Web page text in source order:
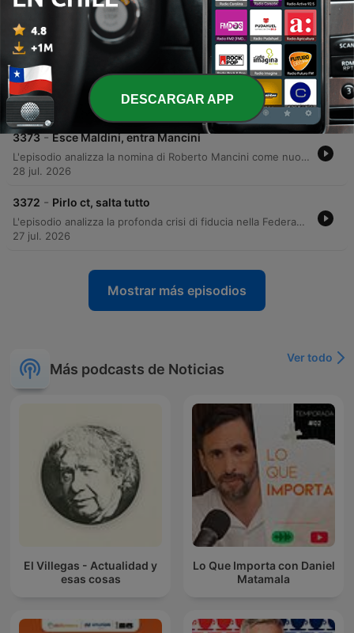
3375 A volte ritornano
Un dibattito approfondito sulla gestione della Nazionale italiana, analizzando il rapporto tra Mancini e la federazione, le criticità comunicative e il confronto tecnico con figure come Conte e Pirlo. La discussione esplora inoltre la necessità di bilanciare i risultati immediati con lo sviluppo dei settori giovanili e le difficoltà economiche dei club italiani. L'episodio si sposta poi su temi di calciomercato e motorsport, esaminando le novità tecniche della Ferrari e le incertezze logistiche riguardanti la possibile corsa della Formula 1 a Imola nel periodo natalizio.
30 jul. 2026
3374 Errori e opportunità
L'episodio analizza le recenti polemiche legate alla gestione della Federazione Calcio, con particolare attenzione alle critiche verso le nomine di Roberto Mancini e il mancato rinnovo di Andrea Pirlo, spesso accusate di logiche di 'amichettismo'. La discussione affronta inoltre il fallimento dei progetti di rinnovamento legati a Maldini e Leonardo e le tensioni nella politica sportiva italiana sotto la guida di Malagò. Il dibattito si sposta poi sulle dinamiche di mercato del Milan, identificando la situazione contrattuale di Leao come un ostacolo fondamentale per lo sviluppo delle operazioni di mercato del club. La puntata si conclude con una riflessione sull'immobilità strutturale del calcio italiano.
29 jul. 2026
3373 - Esce Maldini, entra Mancini
L'episodio analizza la nomina di Roberto Mancini come nuovo commissario tecnico della nazionale italiana, esaminando le tensioni politiche all'interno della Federcalcio e il ruolo dei vertici come Malagò, Maldini e Leonardo. Il dibattito affronta le criticità strutturali del calcio italiano, dal problema degli elegibili alla gestione delle dimissioni e delle candidature controverse. La discussione si estende poi alle implicazioni della gestione federale e alle difficoltà di altri sport come il ciclismo, concludendosi con una riflessione sul declino delle risorse e sulle prospettive future per lo sport nazionale.
28 jul. 2026
3372 - Pirlo ct, salta tutto
L'episodio analizza la profonda crisi di fiducia nella Federazione Calcio Italiana, esaminando il conflitto tra le strategie della presidenza Malagò e i progetti di figure come Maldini e Leonardo. Viene discussa l'incertezza sulla guida della Nazionale, valutando profili quali Mancini, Pirlo e Conte in un contesto di tensioni tra interessi commerciali e ruolo istituzionale. Il dibattito si estende alla gestione del Napoli sotto De Laurentiis e alle prospettive di mercato con l'ipotesi Allegri. Infine, l'attenzione si sposta sulla Formula 1, analizzando le prestazioni della McLaren e le sfide tecniche e gerarchiche all'interno della Ferrari in seguito al Gran Premio d'Ungheria.
27 jul. 2026
Mostrar más episodios
Más podcasts de Noticias
Ver todo
El Villegas - Actualidad y
esas cosas
Lo Que Importa con Daniel
Matamala
DESCARGAR APP